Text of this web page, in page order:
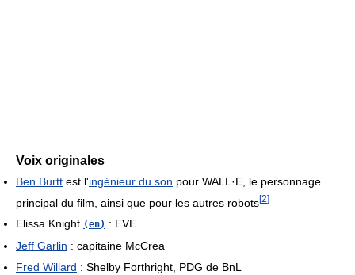
Voix originales
Ben Burtt est l'ingénieur du son pour WALL·E, le personnage
principal du film, ainsi que pour les autres robots[2]
Elissa Knight (en) : EVE
Jeff Garlin : capitaine McCrea
Fred Willard : Shelby Forthright, PDG de BnL